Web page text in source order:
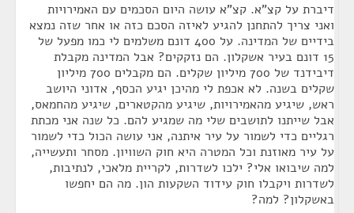
דיברת על קצ"א. קצ"א עושה היום הסכמים עם האמירויות
ואני צריך להתחנן להגיע לאיזה הסכם כזה או אחר שזה נמצא
בידיים של המדינה. על 400 דונם משלמים לי כמו מפעל של
15 דונם בעיר אשקלון. הם נזקקים? אבל המדינה מקבלת
דיבידנד של 700 מיליון שקלים. הם מקבלים 700 מיליון
שקלים בשנה. לא אכפת לי מהיכן יגיע הכסף, אדוני היושב
ראש, שיגיע מהאמירויות, שיגיע מהקטארים, שיגיע מהחמאס,
אבל שייתנו לתושבים שלי מה שמגיע להם. כל שנה אני מכתת
רגליים כדי לשמור על עיר איתנה, אני עושה הכול כדי לשמור
על עיר מאוזנת וכל המטרה היא חוק השוויון. מסחר ותעשייה,
למה שיבואו אלי? ילכו לשדרות, לקריית מלאכי, לנתיבות,
לשדרות ויקבלו חוק עידוד השקעות הון. מה הם יחפשו
באשקלון? למה?